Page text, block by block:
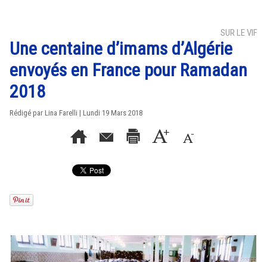
SUR LE VIF
Une centaine d’imams d’Algérie
envoyés en France pour Ramadan
2018
Rédigé par Lina Farelli | Lundi 19 Mars 2018